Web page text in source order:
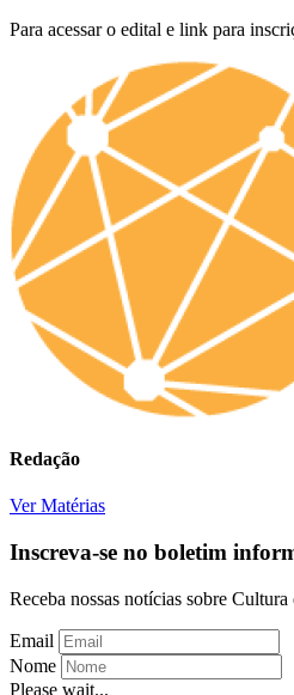
Para acessar o edital e link para
Redação
Ver Matérias
Inscreva-se no boletim
Receba nossas notícias sobre
Email
Nome
Please wait...